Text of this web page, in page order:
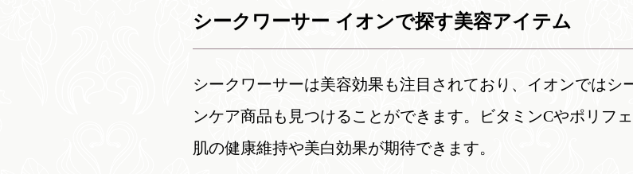
シークワーサー イオンで探す美容アイテム
シークワーサーは美容効果も注目されており、イオンではシ
ンケア商品も見つけることができます。ビタミンCやポリフ
肌の健康維持や美白効果が期待できます。